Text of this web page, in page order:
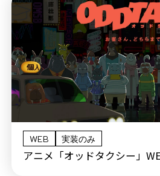
WEB 実装のみ
アニメ「オッドタクシー」